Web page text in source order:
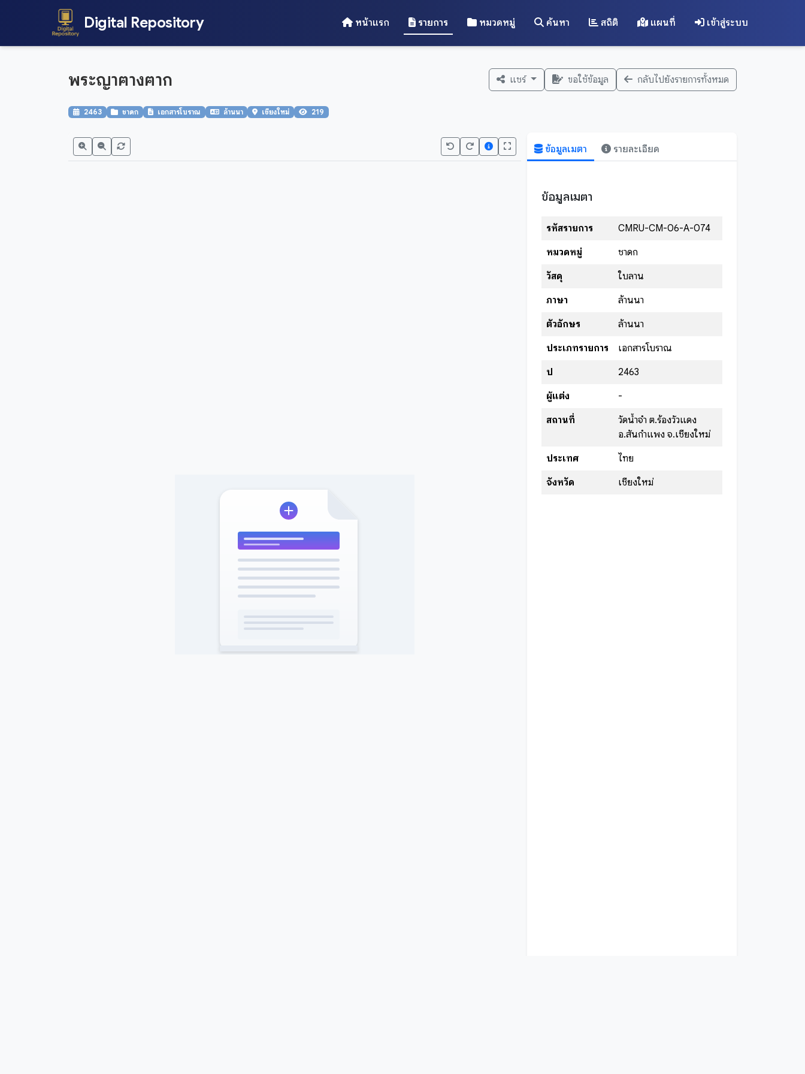
Digital Repository หน้าแรก รายการ หมวดหมู่ ค้นหา สถิติ แผนที่ เข้าสู่ระบบ
พระญาฅางฅาก แชร์ ขอใช้ข้อมูล กลับไปยังรายการทั้งหมด
2463 ชาดก เอกสารโบราณ ล้านนา เชียงใหม่ 219
ข้อมูลเมตา รายละเอียด
ข้อมูลเมตา
รหัสรายการ
CMRU-CM-06-A-074
หมวดหมู่
ชาดก
วัสดุ
ใบลาน
ภาษา
ล้านนา
ตัวอักษร
ล้านนา
ประเภทรายการ
เอกสารโบราณ
ปี
2463
ผู้แต่ง
-
สถานที่
วัดน้ำจำ ต.ร้องวัวแดง
อ.สันกำแพง จ.เชียงใหม่
ประเทศ
ไทย
จังหวัด
เชียงใหม่